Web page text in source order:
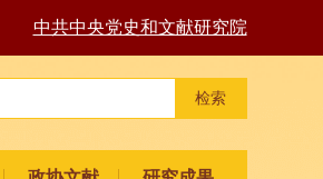
中共中央党史和文献研究院
检索